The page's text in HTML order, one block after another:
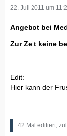
22. Juli 2011 um
Angebot bei
Zur Zeit keine
Edit:
Hier kann der
42 Mal editiert,